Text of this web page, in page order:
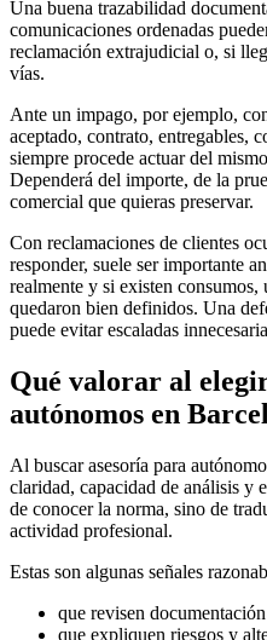
Una buena trazabilidad
comunicaciones ordenadas
reclamación extrajudicial o, si
vías.
Ante un impago, por ejemplo,
aceptado, contrato, entregables,
siempre procede actuar del
Dependerá del importe, de la
comercial que quieras preservar.
Con reclamaciones de clientes
responder, suele ser importante
realmente y si existen consumos,
quedaron bien definidos. Una
puede evitar escaladas
Qué valorar al
autónomos en
Al buscar asesoría para
claridad, capacidad de análisis y
de conocer la norma, sino de
actividad profesional.
Estas son algunas señales
que revisen
que expliquen riesgos y